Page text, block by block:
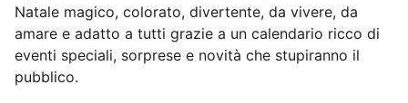
Natale magico, colorato, divertente, da vivere, da
amare e adatto a tutti grazie a un calendario ricco di
eventi speciali, sorprese e novità che stupiranno il
pubblico.